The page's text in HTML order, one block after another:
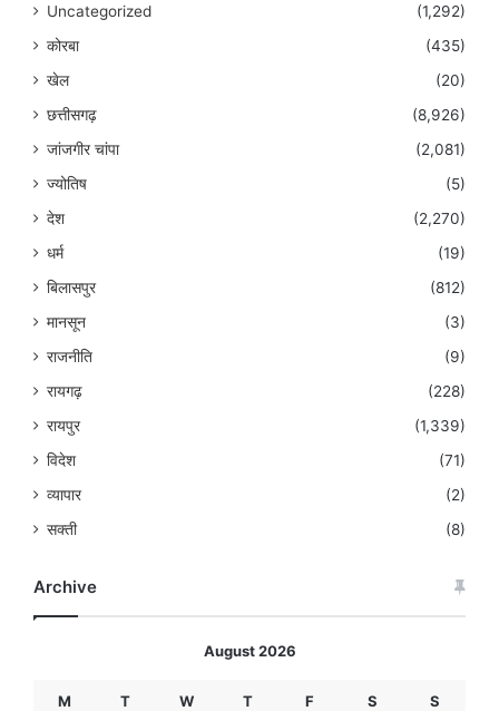
Uncategorized
(1,292)
कोरबा
(435)
खेल
(20)
छत्तीसगढ़
(8,926)
जांजगीर चांपा
(2,081)
ज्योतिष
(5)
देश
(2,270)
धर्म
(19)
बिलासपुर
(812)
मानसून
(3)
राजनीति
(9)
रायगढ़
(228)
रायपुर
(1,339)
विदेश
(71)
व्यापार
(2)
सक्ती
(8)
Archive
August 2026
M T W T F S S